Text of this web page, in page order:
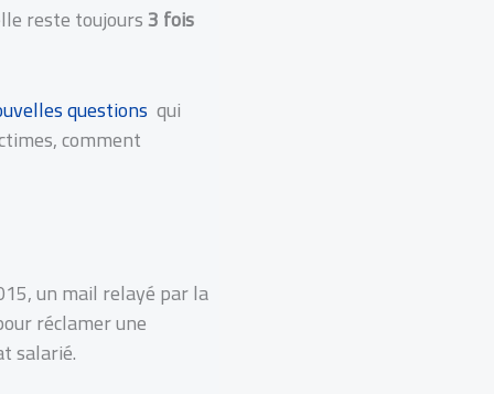
reste toujours3 fois
questions qui
comment
un mail relayé par la
réclamer une
salarié.